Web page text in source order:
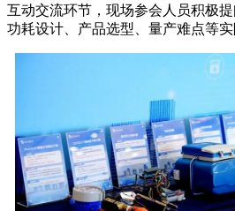
互动交流环节，现场参会人员积极
功耗设计、产品选型、量产难点等实